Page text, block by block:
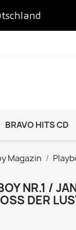
& MOTOR
motor sport Archiv
&
BRAVO HITS CD
Magazin
NR.1 /
DER